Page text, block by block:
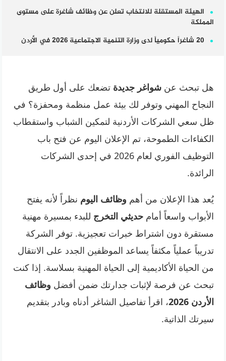
الهيئة المستقلة للانتخاب تعلن عن وظائف شاغرة على مستوى
المملكة
20 شاغراً حكومياً لدى وزارة التنمية الاجتماعية 2026 في الأردن
هل تبحث عنشواغر جديدة تضعك على أول طريق
النجاح المهني وتوفر لك بيئة عمل منظمة ومحفزة؟ في
ظل سعي الشركات الأردنية لتمكين الشباب واستقطاب
الكفاءات الطموحة، تم الإعلان اليوم عن فتح باب
التوظيف الفوري لعام 2026 في إحدى الشركات
الرائدة.
يُعد هذا الإعلان من أهم وظائف اليوم نظراً لأنه يفتح
الأبواب واسعاً أمامحديثي التخرج للبدء بمسيرة مهنية
مستقرة دون اشتراط خبرات تعجيزية. توفر الشركة
تدريباً عملياً مكثفاً يساعد الموظفين الجدد على الانتقال
من الحياة الأكاديمية إلى الحياة المهنية بسلاسة. إذا كنت
تبحث عن فرصة لإثبات جدارتك ضمن أفضل وظائف
الأردن 2026
، اقرأ تفاصيل الشاغر أدناه وبادر بتقديم
سيرتك الذاتية.